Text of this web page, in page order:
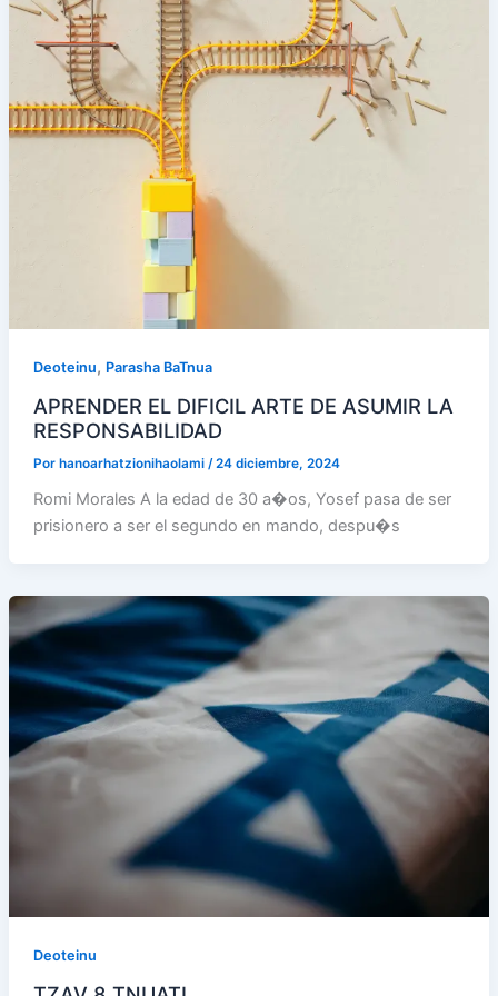
Deoteinu, Parasha BaTnua
APRENDER EL DIFICIL ARTE DE ASUMIR LA
RESPONSABILIDAD
Por hanoarhatzionihaolami /24 diciembre, 2024
Romi Morales A la edad de 30 a�os, Yosef pasa de ser
prisionero a ser el segundo en mando, despu�s
Deoteinu